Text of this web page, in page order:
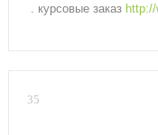
курсовые заказ
35